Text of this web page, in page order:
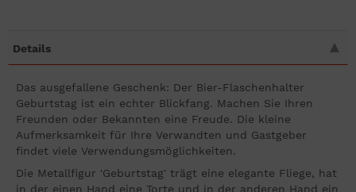
Details
Das ausgefallene Geschenk: Der Bier-Flaschenhalter
Geburtstag ist ein echter Blickfang. Machen Sie Ihren
Freunden oder Bekannten eine Freude. Die kleine
Aufmerksamkeit für Ihre Verwandten und Gastgeber
findet viele Verwendungsmöglichkeiten.
Die Metallfigur 'Geburtstag' trägt eine elegante Fliege, hat
in der einen Hand eine Torte und in der anderen Hand ein